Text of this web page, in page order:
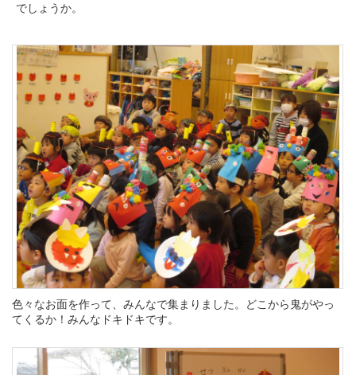
でしょうか。
色々なお面を作って、みんなで集まりました。どこから鬼がやっ
てくるか！みんなドキドキです。